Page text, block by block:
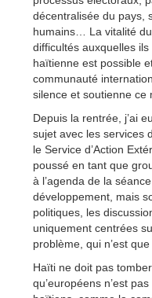
décentralisée du pays,
humains… La vitalité
difficultés auxquelles
haïtienne est possible
communauté
silence et soutienne ce
Depuis la rentrée, j’ai
sujet avec les services
le Service d’Action
poussé en tant que
à l’agenda de la
développement, mais
politiques, les
uniquement centrées
problème, qui n’est
Haïti ne doit pas
qu’européens n’est